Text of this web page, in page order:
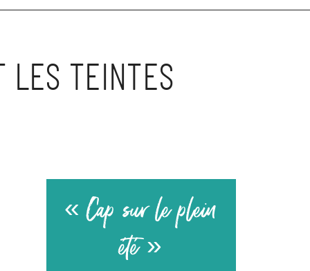
LES TEINTES
« Cap sur le plein
été »